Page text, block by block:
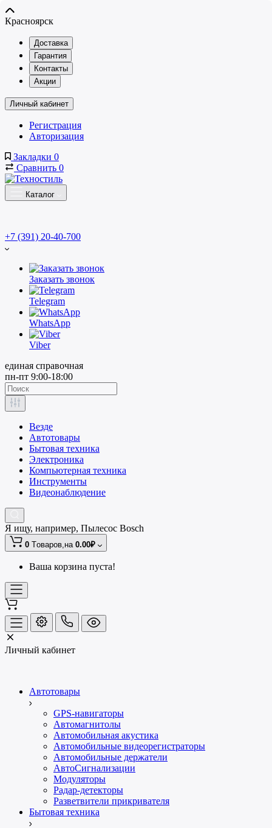
Красноярск
Доставка
Гарантия
Контакты
Акции
Личный кабинет
Регистрация
Авторизация
Закладки 0
Сравнить 0
Каталог
+7 (391) 20-40-700
Заказать звонок
Telegram
WhatsApp
Viber
единая справочная
пн-пт 9:00-18:00
Везде
Автотовары
Бытовая техника
Электроника
Компьютерная техника
Инструменты
Видеонаблюдение
Я ищу, например, Пылесос Bosch
0 Tоваров,на 0.00₽
Ваша корзина пуста!
Личный кабинет
Автотовары
GPS-навигаторы
Автомагнитолы
Автомобильная акустика
Автомобильные видеорегистраторы
Автомобильные держатели
АвтоСигнализации
Модуляторы
Радар-детекторы
Разветвители прикривателя
Бытовая техника